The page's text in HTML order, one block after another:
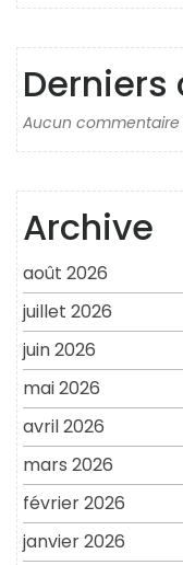
Aucun
Archive
août 2026
juillet 2026
juin 2026
mai 2026
avril 2026
mars 2026
février 2026
janvier 2026